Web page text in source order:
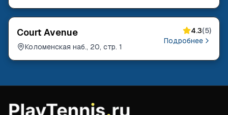
Court Avenue
Коломенская наб., 20, стр. 1
4.3(5)
Подробнее